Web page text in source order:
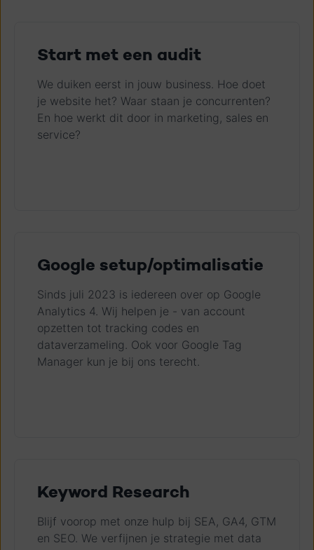
Start met een audit
We duiken eerst in jouw business. Hoe doet
je website het? Waar staan je concurrenten?
En hoe werkt dit door in marketing, sales en
service?
Google setup/optimalisatie
Sinds juli 2023 is iedereen over op Google
Analytics 4. Wij helpen je - van account
opzetten tot tracking codes en
dataverzameling. Ook voor Google Tag
Manager kun je bij ons terecht.
Keyword Research
Blijf voorop met onze hulp bij SEA, GA4, GTM
en SEO. We verfijnen je strategie met data